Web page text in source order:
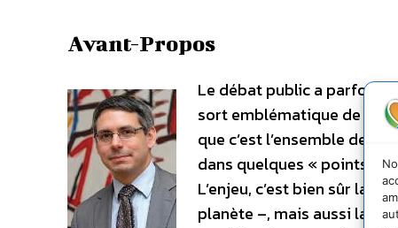
Avant-Propos
Le débat public a parfois
sort emblématique de
que c’est l’ensemble de la
dans quelques « points
L’enjeu, c’est bien sûr la
planète –, mais aussi la